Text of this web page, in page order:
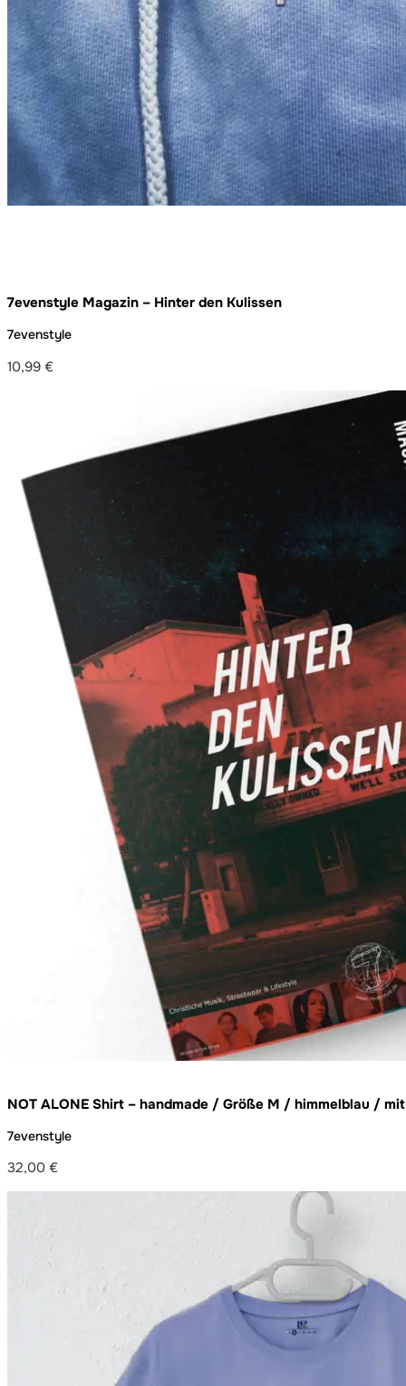
7evenstyle Magazin – Hinter den Kulissen
7evenstyle
10,99 €
NOT ALONE Shirt – handmade / Größe M / himmelblau /
7evenstyle
32,00 €